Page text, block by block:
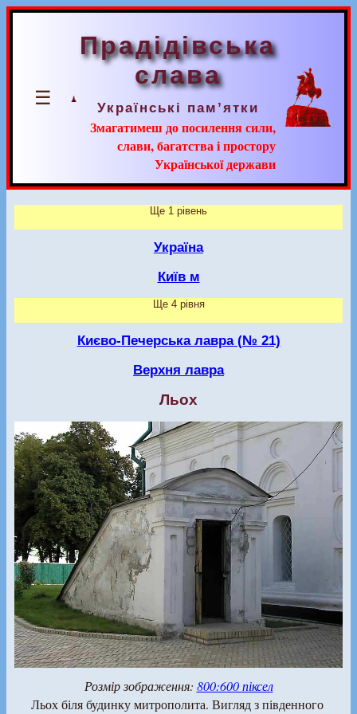
☰
Прадідівська
слава
Українські пам’ятки
Змагатимеш до посилення сили,
слави, багатства і простору
Української держави
Ще 1 рівень
Україна
Київ м
Ще 4 рівня
Києво-Печерська лавра (№ 21)
Верхня лавра
Льох
Розмір зображення: 800:600 піксел
Льох біля будинку митрополита. Вигляд з південного